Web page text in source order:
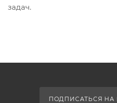
задач.
ПОДПИСАТЬСЯ НА